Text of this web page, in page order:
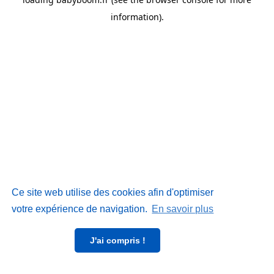
Ce site web utilise des cookies afin d'optimiser
votre expérience de navigation. En savoir plus
J'ai compris !
information).